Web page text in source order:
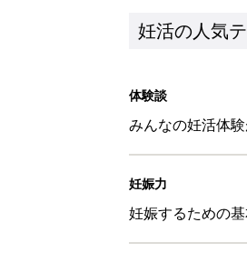
妊活の人気
体験談
みんなの妊活体
妊娠力
妊娠するための